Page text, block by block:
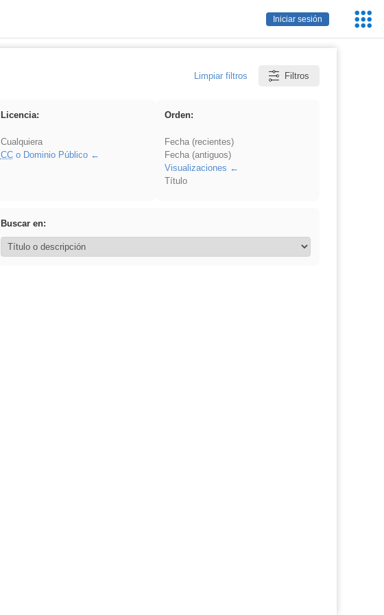
Iniciar sesión
Limpiar filtros Filtros
Licencia:
Cualquiera
CCo Dominio Público
Orden:
Fecha (recientes)
Fecha (antiguos)
Visualizaciones
Título
Buscar en: